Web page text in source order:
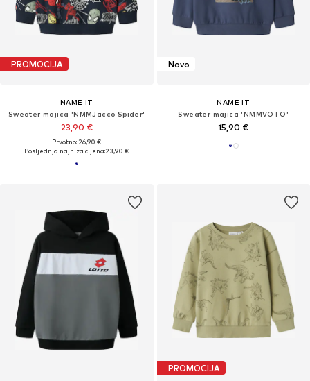
PROMOCIJA
NAME IT
Sweater majica 'NMMJacco Spider'
23,90 €
Prvotno: 26,90 €
Posljednja najniža cijena:23,90 €
Novo
NAME IT
Sweater majica 'NMMVOTO'
15,90 €
PROMOCIJA